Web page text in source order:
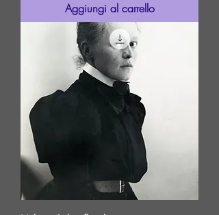
Aggiungi al carrello